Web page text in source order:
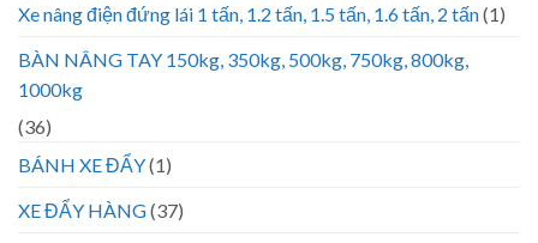
Xe nâng điện đứng lái 1 tấn, 1.2 tấn, 1.5 tấn, 1.6 tấn, 2 tấn(1)
BÀN NÂNG TAY 150kg, 350kg, 500kg, 750kg, 800kg,
1000kg
(36)
BÁNH XE ĐẨY(1)
XE ĐẨY HÀNG(37)